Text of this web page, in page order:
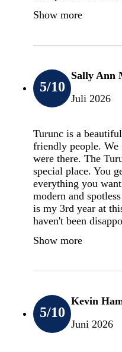
Show more
5/10
Sally Ann
Juli 2026
Turunc is a
friendly people.
were there. The
special place. You
everything you
modern and
is my 3rd year at
haven't been
Show more
5/10
Kevin
Juni 2026